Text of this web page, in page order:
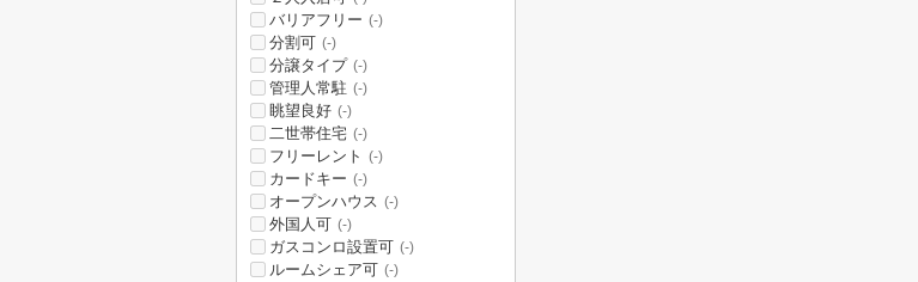
バリアフリー (-)
分割可 (-)
分譲タイプ (-)
管理人常駐 (-)
眺望良好 (-)
二世帯住宅 (-)
フリーレント (-)
カードキー (-)
オープンハウス (-)
外国人可 (-)
ガスコンロ設置可 (-)
ルームシェア可 (-)